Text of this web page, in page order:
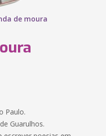
de moura
Paulo.
Guarulhos.